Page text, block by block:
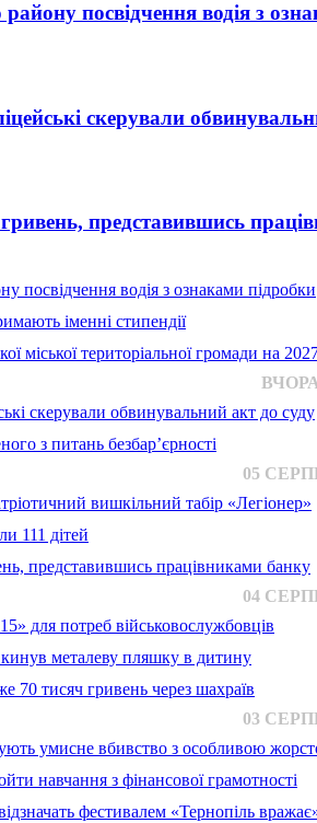
посвідчення водія з
скерували
представившись
посвідчення водія з ознаками підробки
іменні стипендії
міської територіальної громади на
скерували обвинувальний акт до суду
з питань безбар’єрності
05
вишкільний табір «Легіонер»
111 дітей
представившись працівниками банку
04
для потреб військовослужбовців
металеву пляшку в дитину
70 тисяч гривень через шахраїв
03
умисне вбивство з особливою
навчання з фінансової грамотності
фестивалем «Тернопіль